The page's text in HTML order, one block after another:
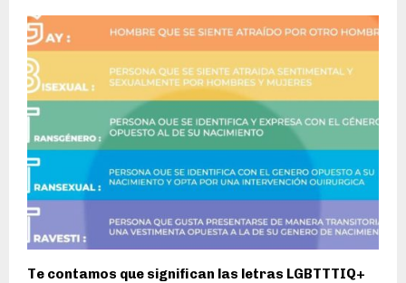
Te contamos que significan las letras LGBTTTIQ+